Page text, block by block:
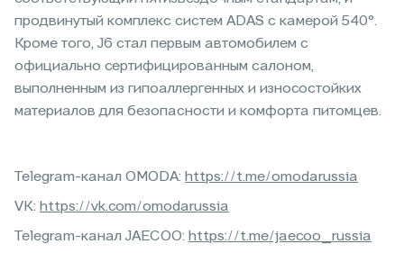
продвинутый комплекс систем ADAS с камерой 540°.
Кроме того, J6 стал первым автомобилем с
официально сертифицированным салоном,
выполненным из гипоаллергенных и износостойких
материалов для безопасности и комфорта питомцев.
Telegram-канал OMODA: https://t.me/omodarussia
VK: https://vk.com/omodarussia
Telegram-канал JAECOO: https://t.me/jaecoo_russia